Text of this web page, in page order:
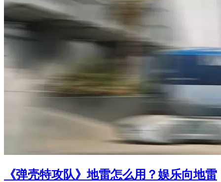
《弹壳特攻队》地雷怎么用？娱乐向地雷